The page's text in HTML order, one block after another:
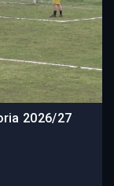
2026/27